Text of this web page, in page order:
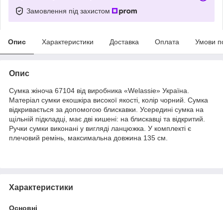
Замовлення під захистом
Опис Характеристики Доставка Оплата Умови
Опис
Сумка жіноча 67104 від виробника «Welassie» Україна.
Матеріал сумки екошкіра високої якості, колір чорний. Сумка
відкривається за допомогою блискавки. Усередині сумка на
щільній підкладці, має дві кишені: на блискавці та відкритий.
Ручки сумки виконані у вигляді ланцюжка. У комплекті є
плечовий ремінь, максимальна довжина 135 см.
Характеристики
Основні